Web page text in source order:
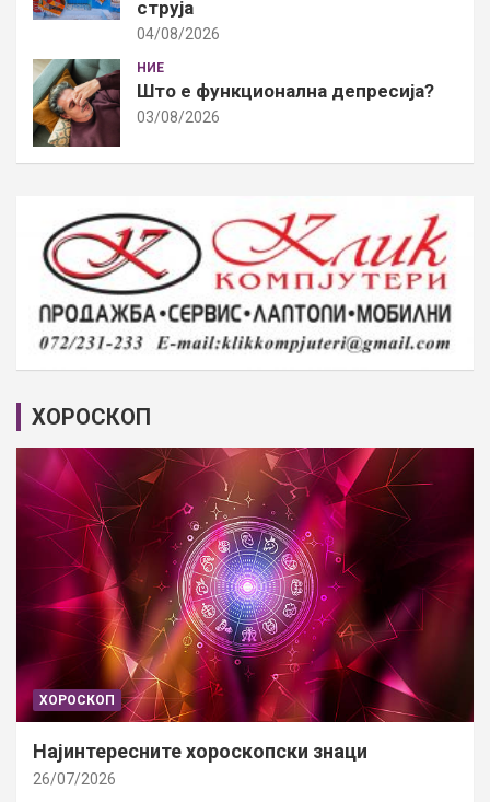
струја
04/08/2026
НИЕ
Што е функционална депресија?
03/08/2026
ХОРОСКОП
ХОРОСКОП
Најинтересните хороскопски знаци
26/07/2026